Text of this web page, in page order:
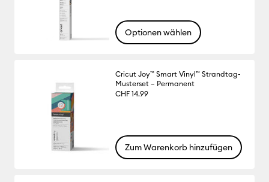
Optionen wählen
Cricut Joy™ Smart Vinyl™ Strandtag-
Musterset – Permanent
CHF 14.99
Zum Warenkorb hinzufügen